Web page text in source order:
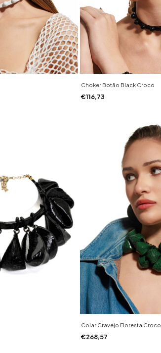
Choker Botão Black Croco
€116,73
Colar Cravejo Floresta Croco
€268,57